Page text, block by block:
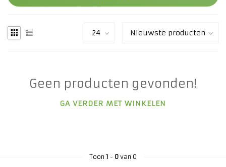
Geen producten gevonden!
GA VERDER MET WINKELEN
Toon 1 - 0van 0